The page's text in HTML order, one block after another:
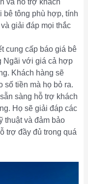
và hỗ trợ khách
bê tông phù hợp, tính
giải đáp mọi thắc
cung cấp báo giá bê
Ngãi với giá cả hợp
Khách hàng sẽ
số tiền mà họ bỏ ra.
sàng hỗ trợ khách
Họ sẽ giải đáp các
thuật và đảm bảo
trợ đầy đủ trong quá